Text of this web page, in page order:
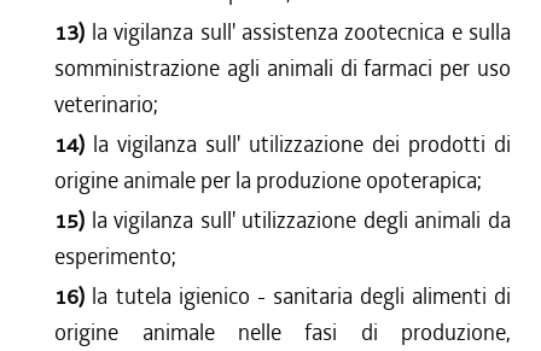
13) la vigilanza sull' assistenza zootecnica e sulla
somministrazione agli animali di farmaci per uso
veterinario;
14) la vigilanza sull' utilizzazione dei prodotti di
origine animale per la produzione opoterapica;
15) la vigilanza sull' utilizzazione degli animali da
esperimento;
16) la tutela igienico - sanitaria degli alimenti di
origine animale nelle fasi di produzione,